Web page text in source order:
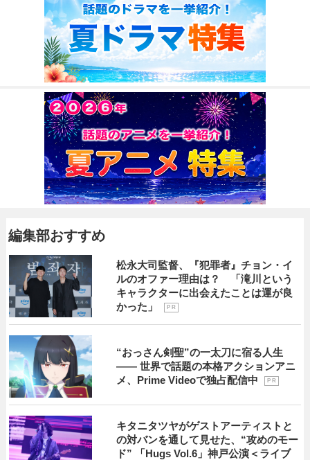
編集部おすすめ
松永大司監督、『犯罪者』チョン・イ
ルのオファー理由は？ 「滝川という
キャラクターに出会えたことは運が良
かった」
P R
“おっさん剣聖”の一太刀に宿る人生
―― 世界で話題の本格アクションアニ
メ、Prime Videoで独占配信中
P R
キタニタツヤがゲストアーティストと
の対バンを通して見せた、“攻めのモー
ド” 「Hugs Vol.6」神戸公演＜ライブ